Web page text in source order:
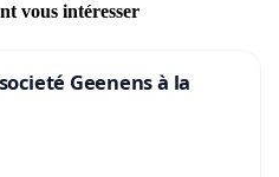
vous intéresser
Geenens à la